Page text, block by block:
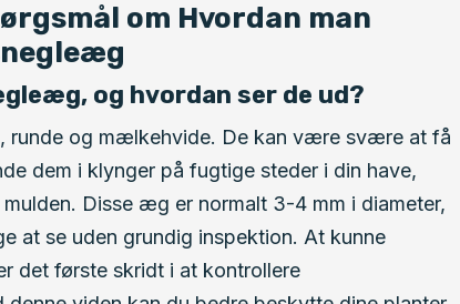
om Hvordan man
og hvordan ser de ud?
runde og mælkehvide. De kan være svære at få
dem i klynger på fugtige steder i din have,
Disse æg er normalt 3-4 mm i diameter,
at se uden grundig inspektion. At kunne
det første skridt i at kontrollere